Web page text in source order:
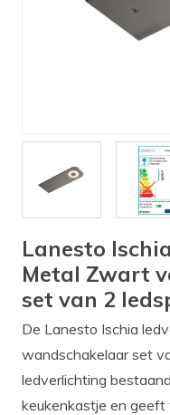
Verlichting
$$$ ACTIES $$$
Lanesto
Metal Zwart
set van 2
De Lanesto Ischia
wandschakelaar set
ledverlichting
keukenkastje en geeft